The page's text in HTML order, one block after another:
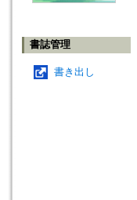
書誌管理
書き出し